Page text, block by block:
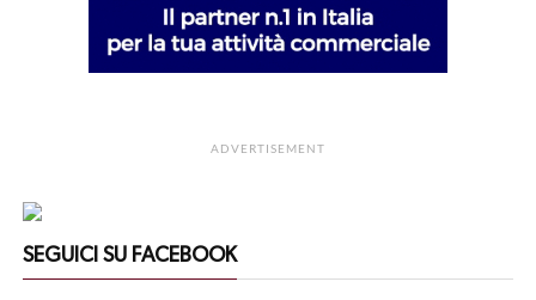
ADVERTISEMENT
SEGUICI SU FACEBOOK